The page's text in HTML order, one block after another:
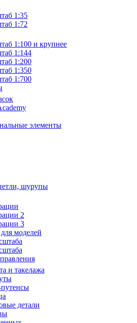
1:35
1:72
1:100 и крупнее
1:144
1:200
1:350
1:700
элементы
шурупы
2
3
моделей
и такелажа
детали